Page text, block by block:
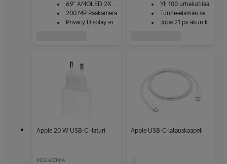
6,9” AMOLED 2X -näyttö
200 MP Pääkamera
Privacy Display -näyttö
Yli 100 urheilutilaa
Tunne-elämän seuranta
Jopa 21 pv akun kesto
Apple 20 W USB-C -laturi
MD3J4ZM/A
Apple USB-C-latauskaapeli